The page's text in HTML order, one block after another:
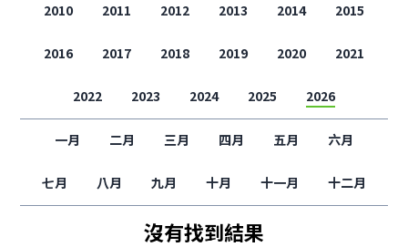
2010 2011 2012 2013 2014 2015
2016 2017 2018 2019 2020 2021
2022 2023 2024 2025 2026
一月 二月 三月 四月 五月 六月
七月 八月 九月 十月 十一月 十二月
沒有找到結果